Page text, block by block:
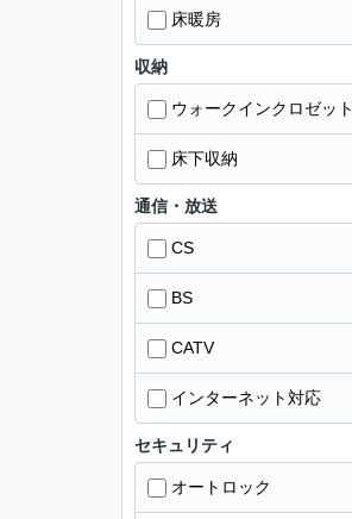
床暖房
収納
ウォークインクロゼット
床下収納
通信・放送
CS
BS
CATV
インターネット対応
セキュリティ
オートロック